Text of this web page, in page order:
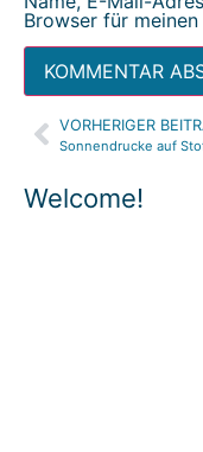
Welcome!
Browser für
VORHERIGER